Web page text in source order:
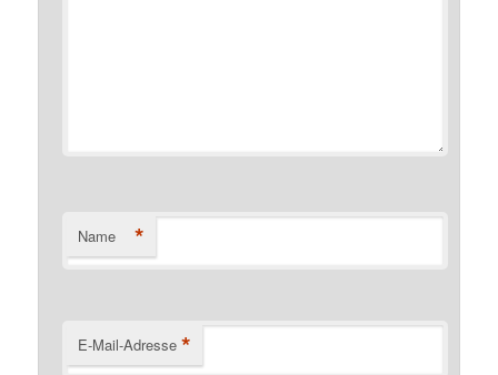
Name *
E-Mail-Adresse *